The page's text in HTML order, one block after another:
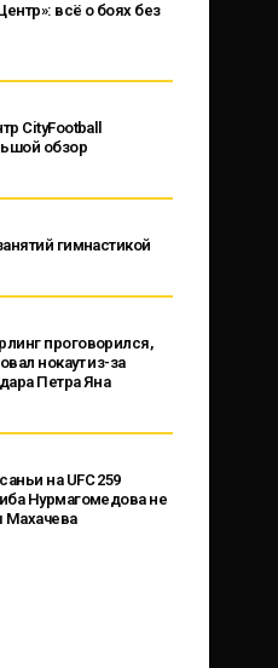
всё о боях без
CityFootball
обзор
гимнастикой
проговорился,
нокаут из-за
Петра Яна
на UFC 259
Нурмагомедова не